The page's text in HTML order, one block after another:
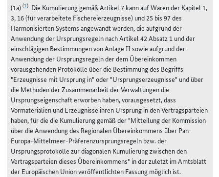
(1a) (1) Die Kumulierung gemäß Artikel 7 kann auf Waren der Kapitel 1,
3, 16 (für verarbeitete Fischereierzeugnisse) und 25 bis 97 des
Harmonisierten Systems angewandt werden, die aufgrund der
Anwendung der Ursprungsregeln nach Artikel 42 Absatz 1 und der
einschlägigen Bestimmungen von Anlage II sowie aufgrund der
Anwendung der Ursprungsregeln der dem Übereinkommen
vorausgehenden Protokolle über die Bestimmung des Begriffs
"Erzeugnisse mit Ursprung in" oder "Ursprungserzeugnisse" und über
die Methoden der Zusammenarbeit der Verwaltungen die
Ursprungseigenschaft erworben haben, vorausgesetzt, dass
Vormaterialien und Erzeugnisse ihren Ursprung in den Vertragsparteien
haben, für die die Kumulierung gemäß der "Mitteilung der Kommission
über die Anwendung des Regionalen Übereinkommens über Pan-
Europa-Mittelmeer-Präferenzursprungsregeln bzw. der
Ursprungsprotokolle zur diagonalen Kumulierung zwischen den
Vertragsparteien dieses Übereinkommens" in der zuletzt im Amtsblatt
der Europäischen Union veröffentlichten Fassung möglich ist.